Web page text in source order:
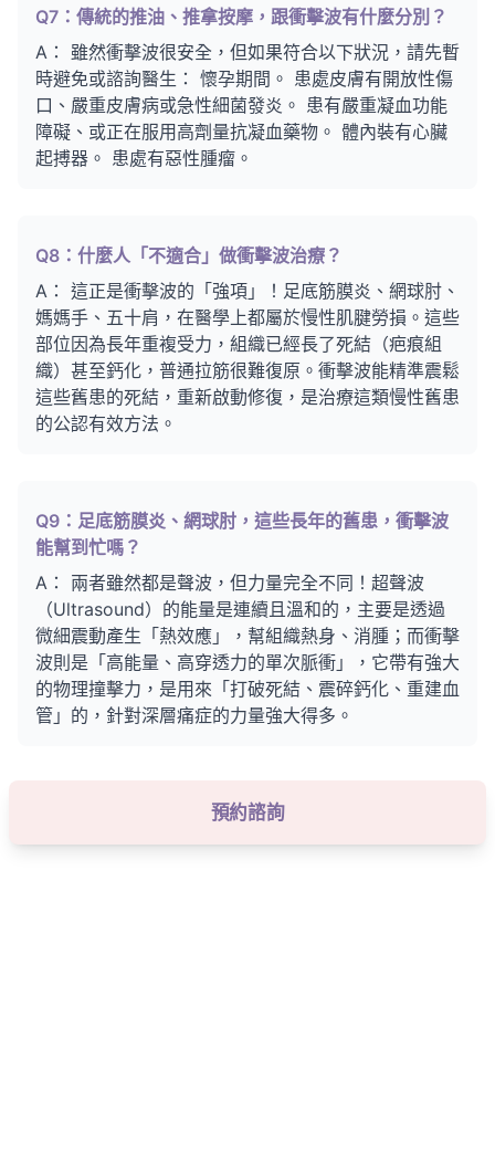
Q7：傳統的推油、推拿按摩，跟衝擊波有什麼分別？
A： 雖然衝擊波很安全，但如果符合以下狀況，請先暫
時避免或諮詢醫生： 懷孕期間。 患處皮膚有開放性傷
口、嚴重皮膚病或急性細菌發炎。 患有嚴重凝血功能
障礙、或正在服用高劑量抗凝血藥物。 體內裝有心臟
起搏器。 患處有惡性腫瘤。
Q8：什麼人「不適合」做衝擊波治療？
A： 這正是衝擊波的「強項」！足底筋膜炎、網球肘、
媽媽手、五十肩，在醫學上都屬於慢性肌腱勞損。這些
部位因為長年重複受力，組織已經長了死結（疤痕組
織）甚至鈣化，普通拉筋很難復原。衝擊波能精準震鬆
這些舊患的死結，重新啟動修復，是治療這類慢性舊患
的公認有效方法。
Q9：足底筋膜炎、網球肘，這些長年的舊患，衝擊波
能幫到忙嗎？
A： 兩者雖然都是聲波，但力量完全不同！超聲波
（Ultrasound）的能量是連續且溫和的，主要是透過
微細震動產生「熱效應」，幫組織熱身、消腫；而衝擊
波則是「高能量、高穿透力的單次脈衝」，它帶有強大
的物理撞擊力，是用來「打破死結、震碎鈣化、重建血
管」的，針對深層痛症的力量強大得多。
預約諮詢